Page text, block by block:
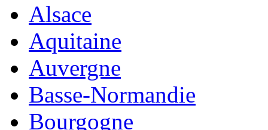
Alsace
Aquitaine
Auvergne
Basse-Normandie
Bourgogne